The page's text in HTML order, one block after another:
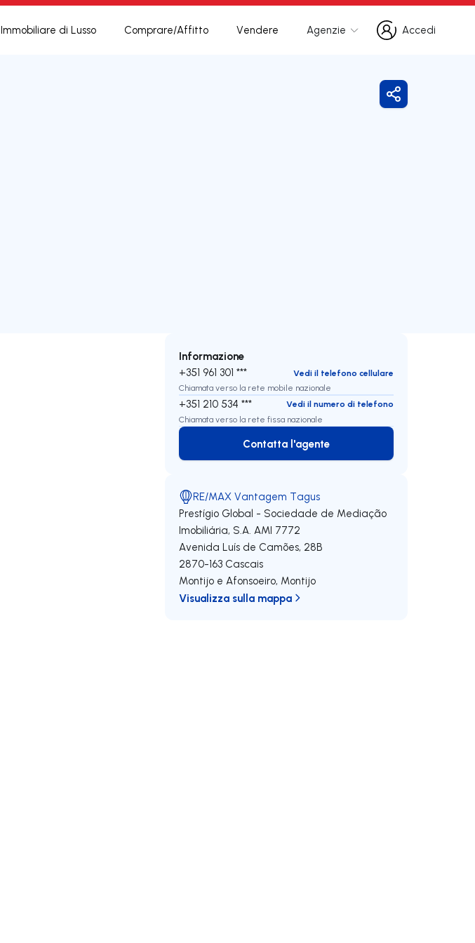
Immobiliare di Lusso Comprare/Affitto Vendere Agenzie
Accedi
Accedi
Condividi
Informazione
+351 961 301 ***
Vedi il telefono cellulare
Chiamata verso la rete mobile nazionale
+351 210 534 ***
Vedi il numero di telefono
Chiamata verso la rete fissa nazionale
Contatta l'agente
Contatta l'agente
RE/MAX Vantagem Tagus
Prestígio Global - Sociedade de Mediação
Imobiliária, S.A. AMI 7772
Avenida Luís de Camões, 28B
2870-163 Cascais
Montijo e Afonsoeiro, Montijo
Visualizza sulla mappa